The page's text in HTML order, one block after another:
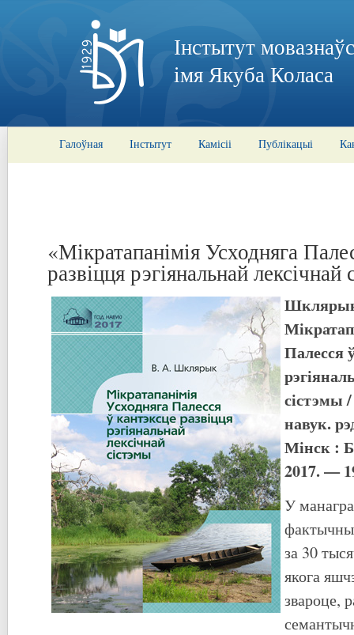
Інстытут
імя Якуба Коласа
Галоўная Інстытут Камісіі Публікацыі
«Мікратапанімія Усходняга
развіцця рэгіянальнай лексічнай
Палесся
навук.
Мінск :
2017. —
У
за 30
якога
звароце,